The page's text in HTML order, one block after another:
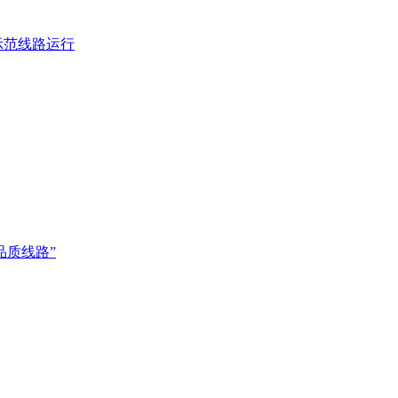
线路运行
质线路”